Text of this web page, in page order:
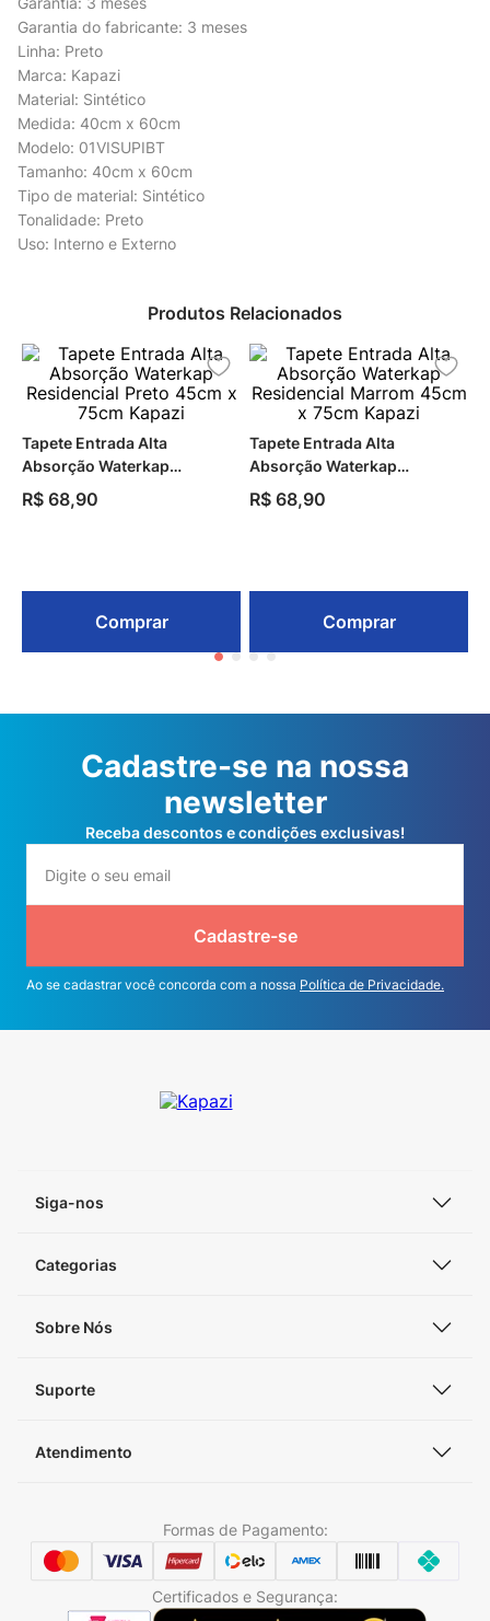
Garantia do fabricante: 3 meses
Linha: Preto
Marca: Kapazi
Material: Sintético
Medida: 40cm x 60cm
Modelo: 01VISUPIBT
Tamanho: 40cm x 60cm
Tipo de material: Sintético
Tonalidade: Preto
Uso: Interno e Externo
Produtos Relacionados
Tapete Entrada Alta
Absorção Waterkap
Residencial Preto 45cm x
75cm Kapazi
R$ 68,90
Comprar
Tapete Entrada Alta
Absorção Waterkap
Residencial Marrom 45cm x
75cm Kapazi
R$ 68,90
Comprar
Cadastre-se na nossa
newsletter
Receba descontos e condições exclusivas!
Cadastre-se
Ao se cadastrar você concorda com a nossa Política de Privacidade.
Siga-nos
Categorias
Sobre Nós
Suporte
Atendimento
Formas de Pagamento:
Certificados e Segurança: